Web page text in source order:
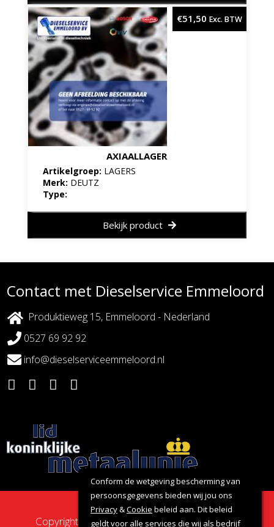
Conform de wetgeving bescherming van
persoonsgegevens bieden wij jou ons
Privacy&Cookie beleid aan. Dit beleid
geldt voor alle services die wij als bedrijf
AXIAALLAGER
Artikelgroep: LAGERS
Merk: DEUTZ
Type:
€51,50 Exc. BTW
Bekijk product
Contact met Dieselservice Emmeloord
Produktieweg 15, Emmeloord - Nederland
0527 69 92 92
info@dieselserviceemmeloord.nl
Copyright 2026 - Dieselservice Emmeloord |